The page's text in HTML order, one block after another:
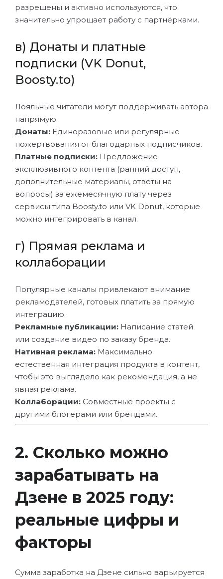
разрешены и активно используются, что
значительно упрощает работу с партнёрками.
в) Донаты и платные
подписки (VK Donut,
Boosty.to)
Лояльные читатели могут поддерживать автора
напрямую.
Донаты: Единоразовые или регулярные
пожертвования от благодарных подписчиков.
Платные подписки: Предложение
эксклюзивного контента (ранний доступ,
дополнительные материалы, ответы на
вопросы) за ежемесячную плату через
сервисы типа Boosty.to или VK Donut, которые
можно интегрировать в канал.
г) Прямая реклама и
коллаборации
Популярные каналы привлекают внимание
рекламодателей, готовых платить за прямую
интеграцию.
Рекламные публикации: Написание статей
или создание видео по заказу бренда.
Нативная реклама: Максимально
естественная интеграция продукта в контент,
чтобы это выглядело как рекомендация, а не
явная реклама.
Коллаборации: Совместные проекты с
другими блогерами или брендами.
2. Сколько можно
зарабатывать на
Дзене в 2025 году:
реальные цифры и
факторы
Сумма заработка на Дзене сильно варьируется